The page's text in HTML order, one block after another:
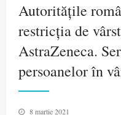
Autoritățile
restricția de
AstraZeneca.
persoanelor în
Posted
8 martie 2021